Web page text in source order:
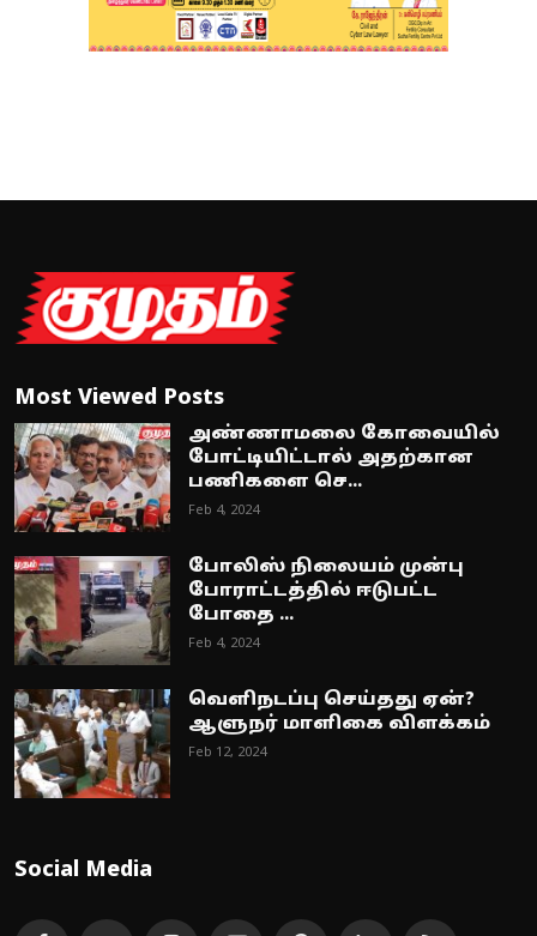
Most Viewed Posts
அண்ணாமலை கோவையில்
போட்டியிட்டால் அதற்கான
பணிகளை செ...
Feb 4, 2024
போலிஸ் நிலையம் முன்பு
போராட்டத்தில் ஈடுபட்ட
போதை ...
Feb 4, 2024
வெளிநடப்பு செய்தது ஏன்?
ஆளுநர் மாளிகை விளக்கம்
Feb 12, 2024
Social Media